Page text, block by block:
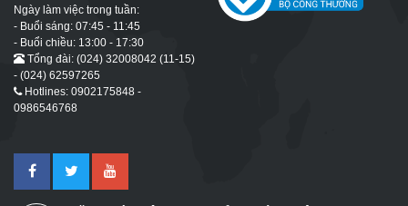
Ngày làm việc trong tuần:
- Buổi sáng: 07:45 - 11:45
- Buổi chiều: 13:00 - 17:30
Tổng đài: (024) 32008042 (11-15)
- (024) 62597265
Hotlines: 0902175848 -
0986546768